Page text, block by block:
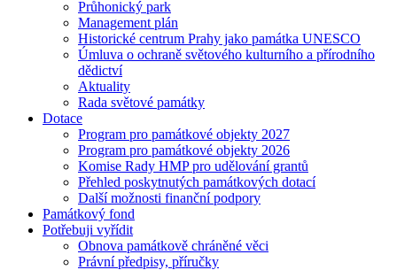
Průhonický park
Management plán
Historické centrum Prahy jako památka UNESCO
Úmluva o ochraně světového kulturního a přírodního
dědictví
Aktuality
Rada světové památky
Dotace
Program pro památkové objekty 2027
Program pro památkové objekty 2026
Komise Rady HMP pro udělování grantů
Přehled poskytnutých památkových dotací
Další možnosti finanční podpory
Památkový fond
Potřebuji vyřídit
Obnova památkově chráněné věci
Právní předpisy, příručky